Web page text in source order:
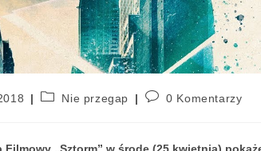
Nie przegap 0 Komentarzy
„Sztorm” w środę (25 kwietnia)